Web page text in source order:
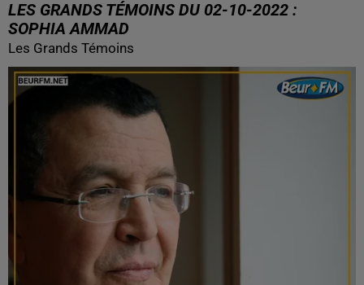
LES GRANDS TÉMOINS DU 02-10-2022 :
SOPHIA AMMAD
Les Grands Témoins